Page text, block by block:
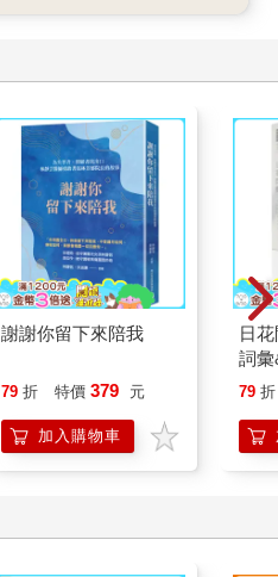
謝謝你留下來陪我
79 折 特價 379 元
加入購物車
日
詞
79 折